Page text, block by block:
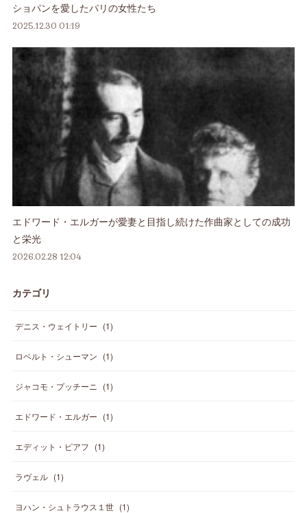
ショパンを愛したパリの女性たち
2025.12.30 01:19
エドワード・エルガーが愛妻と目指し続けた作曲家としての成功
と栄光
2026.02.28 12:04
カテゴリ
デニス・ウェイトリー (1)
ロベルト・シューマン (1)
ジャコモ・プッチーニ (1)
エドワード・エルガー (1)
エディット・ピアフ (1)
ラヴェル (1)
ヨハン・シュトラウス１世 (1)